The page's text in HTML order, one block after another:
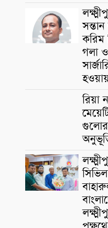
করিম
গলা
রিয়া
গুলোর